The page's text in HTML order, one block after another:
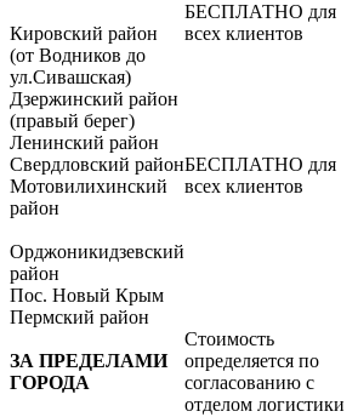
Кировский район
(от Водников до
ул.Сивашская)
Дзержинский район
(правый берег)
Ленинский район
Свердловский район
Мотовилихинский
район
Орджоникидзевский
район
Пос. Новый Крым
Пермский район
БЕСПЛАТНО для
всех клиентов
БЕСПЛАТНО для
всех клиентов
ЗА ПРЕДЕЛАМИ
ГОРОДА
Стоимость
определяется по
согласованию с
отделом логистики